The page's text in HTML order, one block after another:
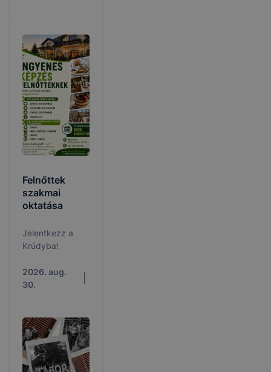
Felnőttek
szakmai
oktatása
Jelentkezz a
Krúdyba!
2026. aug.
30.